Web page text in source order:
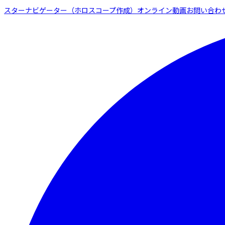
スターナビゲーター（ホロスコープ作成） オンライン動画お問い合わ